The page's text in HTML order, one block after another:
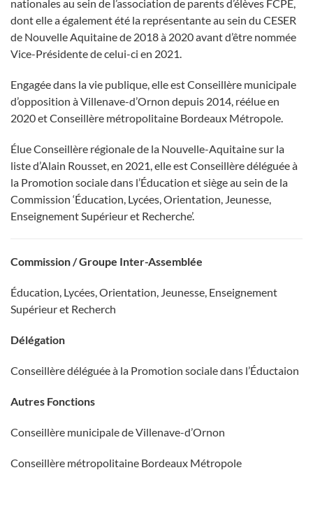
nationales au sein de l’association de parents d’élèves FCPE,
dont elle a également été la représentante au sein du CESER
de Nouvelle Aquitaine de 2018 à 2020 avant d’être nommée
Vice-Présidente de celui-ci en 2021.
Engagée dans la vie publique, elle est Conseillère municipale
d’opposition à Villenave-d’Ornon depuis 2014, réélue en
2020 et Conseillère métropolitaine Bordeaux Métropole.
Élue Conseillère régionale de la Nouvelle-Aquitaine sur la
liste d’Alain Rousset, en 2021, elle est Conseillère déléguée à
la Promotion sociale dans l’Éducation et siège au sein de la
Commission ‘Éducation, Lycées, Orientation, Jeunesse,
Enseignement Supérieur et Recherche’.
Commission / Groupe Inter-Assemblée
Éducation, Lycées, Orientation, Jeunesse, Enseignement
Supérieur et Recherch
Délégation
Conseillère déléguée à la Promotion sociale dans l’Éductaion
Autres Fonctions
Conseillère municipale de Villenave-d’Ornon
Conseillère métropolitaine Bordeaux Métropole